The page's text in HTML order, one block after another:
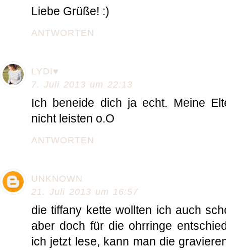
Liebe Grüße! :)
ANTWORTEN
LYDI♥
7. Juli 2013 um 22:13
Ich beneide dich ja echt. Meine
nicht leisten o.O
ANTWORTEN
UNKNOWN
21. Juli 2013 um 16:57
die tiffany kette wollten ich auch
aber doch für die ohrringe
ich jetzt lese, kann man die